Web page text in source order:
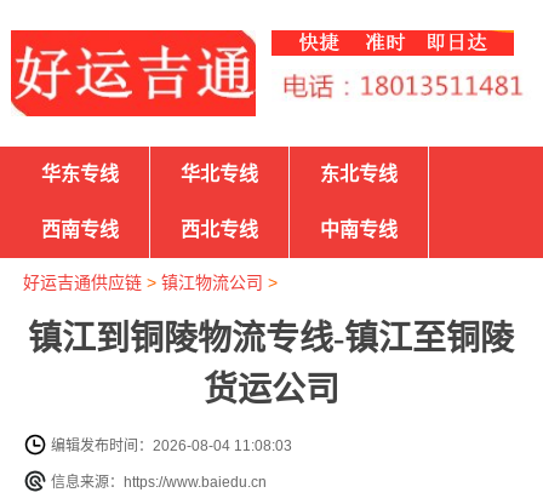
华东专线 华北专线 东北专线
西南专线 西北专线 中南专线
好运吉通供应链> 镇江物流公司 >
镇江到铜陵物流专线-镇江至铜陵
货运公司
编辑发布时间：2026-08-04 11:08:03
信息来源：https://www.baiedu.cn